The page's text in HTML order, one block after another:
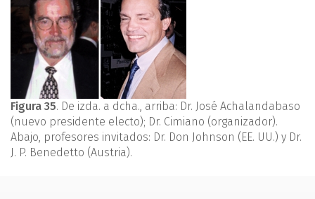
Figura 35. De izda. a dcha., arriba: Dr. José Achalandabaso
(nuevo presidente electo); Dr. Cimiano (organizador).
Abajo, profesores invitados: Dr. Don Johnson (EE. UU.) y Dr.
J. P. Benedetto (Austria).